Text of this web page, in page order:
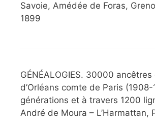
Savoie, Amédée de Foras,
1899
GÉNÉALOGIES. 30000
d’Orléans comte de Paris
générations et à travers 1200
André de Moura – L’Harmattan,